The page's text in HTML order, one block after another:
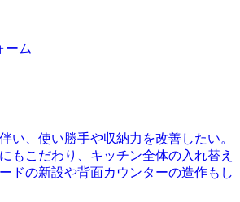
ーム
い、使い勝手や収納力を改善したい。
もこだわり、キッチン全体の入れ替え
ドの新設や背面カウンターの造作もし